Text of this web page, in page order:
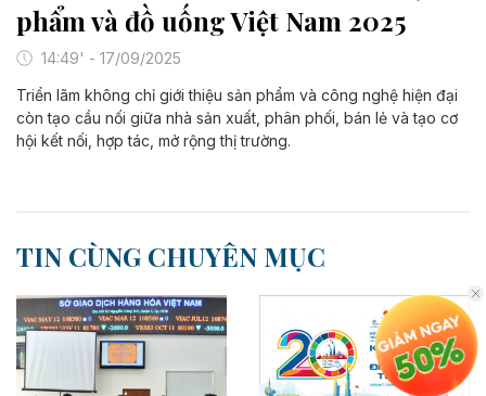
phẩm và đồ uống Việt Nam 2025
14:49' - 17/09/2025
Triển lãm không chỉ giới thiệu sản phẩm và công nghệ hiện đại
còn tạo cầu nối giữa nhà sản xuất, phân phối, bán lẻ và tạo cơ
hội kết nối, hợp tác, mở rộng thị trường.
TIN CÙNG CHUYÊN MỤC